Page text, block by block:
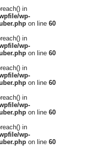
in
wp-
on line 60
in
wp-
on line 60
in
wp-
on line 60
in
wp-
on line 60
in
wp-
on line 60